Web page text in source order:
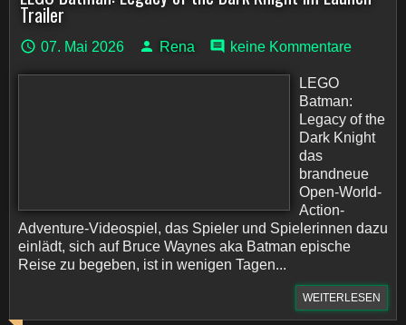
Trailer
07. Mai 2026 Rena keine Kommentare
LEGO
Batman:
Legacy of the
Dark Knight
das
brandneue
Open-World-
Action-
Adventure-Videospiel, das Spieler und Spielerinnen dazu
einlädt, sich auf Bruce Waynes aka Batman epische
Reise zu begeben, ist in wenigen Tagen...
WEITERLESEN